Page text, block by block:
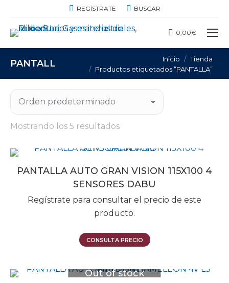
REGÍSTRATE BUSCAR:
BUSCAR
0,00€
PANTALLA Inicio
Tienda
Productos etiquetados “PANTALLA”
Mostrando los 5 resultados
PANTALLA AUTO GRAN VISION 115X100 4
SENSORES DABU
Regístrate para consultar el precio de este
producto.
CONSULTA PRECIO
Out of stock